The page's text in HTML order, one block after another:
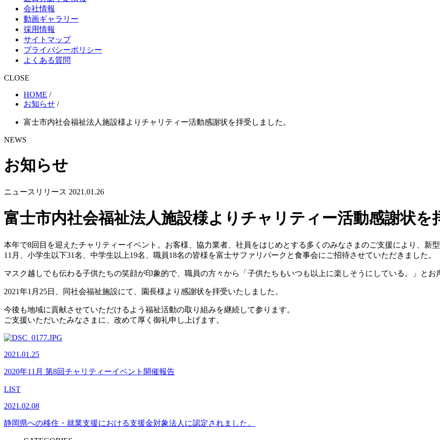
会社情報
動画ギャラリー
採用情報
サイトマップ
プライバシーポリシー
よくある質問
CLOSE
HOME /
お知らせ /
富士市内社会福祉法人施設様よりチャリティー活動感謝状を拝受しました。
NEWS
お知らせ
ニュースリリース 2021.01.26
富士市内社会福祉法人施設様よりチャリティー活動感謝状を
本年で8回目を迎えたチャリティーイベント。お客様、協力業者、社員をはじめとする多くのみなさまのご支援により、新
11 月、小学生以下31名、中学生以上19名、職員18名の皆様を富士サファリパークと食事会にご招待させていただきました。
マスク越しでも伝わる子供たちの笑顔が印象的で、職員の方々から「子供たちもいつも以上に楽しそうにしている。」とお
2021年1月25日、同社会福祉施設にて、園長様より感謝状を拝受いたしました。
今後も地域に貢献させていただけるよう福祉活動の取り組みを継続して参ります。
ご支援いただいたみなさまに、改めて厚く御礼申し上げます。
2021.01.25
2020年11月 第8回チャリティーイベント開催報告
LIST
2021.02.08
静岡県への移住・就業支援における支援金対象法人に認定されました。